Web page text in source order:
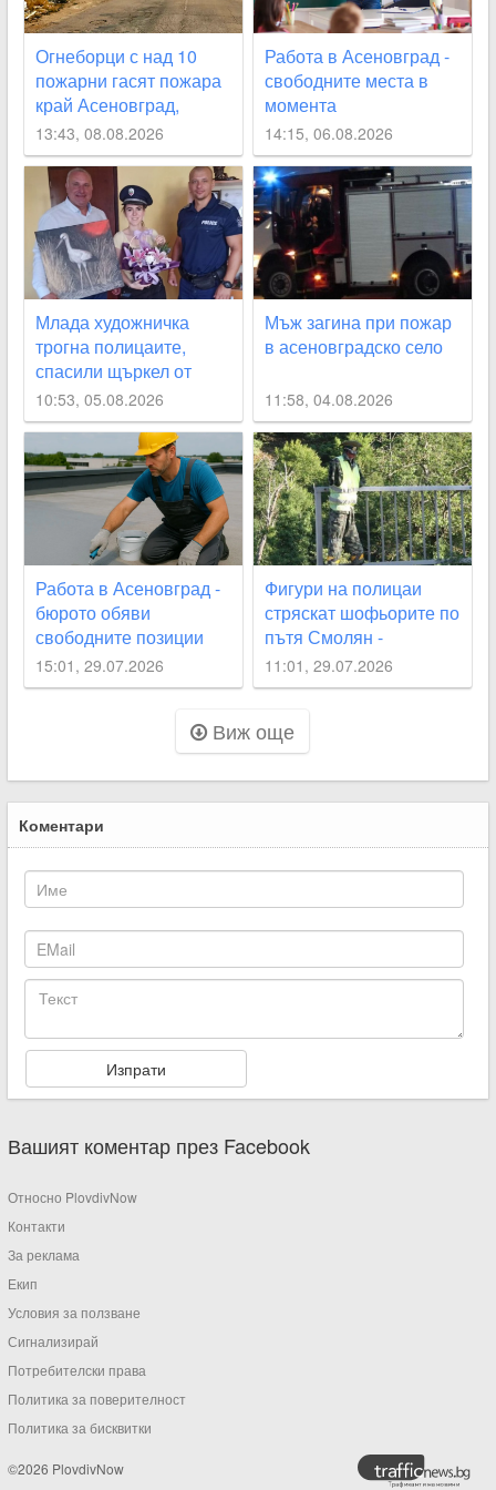
Огнеборци с над 10
пожарни гасят пожара
край Асеновград,
затвориха
околовръстния път
СНИМКИ
13:43, 08.08.2026
Работа в Асеновград -
свободните места в
момента
14:15, 06.08.2026
Млада художничка
трогна полицаите,
спасили щъркел от
огнения ад край
Асеновград
10:53, 05.08.2026
Мъж загина при пожар
в асеновградско село
11:58, 04.08.2026
Работа в Асеновград -
бюрото обяви
свободните позиции
15:01, 29.07.2026
Фигури на полицаи
стряскат шофьорите по
пътя Смолян -
Асеновград
11:01, 29.07.2026
Виж още
Коментари
Вашият коментар през Facebook
Относно PlovdivNow
Контакти
За реклама
Екип
Условия за ползване
Сигнализирай
Потребителски права
Политика за поверителност
Политика за бисквитки
©2026 PlovdivNow